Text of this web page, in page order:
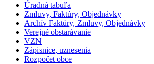
Úradná tabuľa
Zmluvy, Faktúry, Objednávky
Archív Faktúry, Zmluvy, Objednávky
Verejné obstarávanie
VZN
Zápisnice, uznesenia
Rozpočet obce